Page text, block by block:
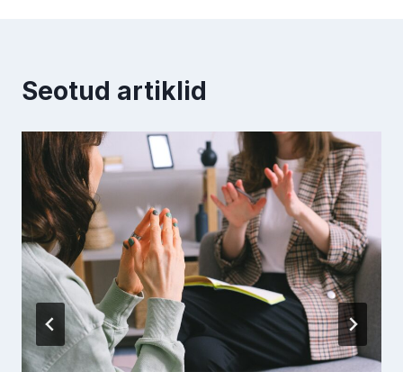
Seotud artiklid